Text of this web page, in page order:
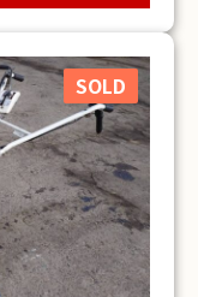
SOLD